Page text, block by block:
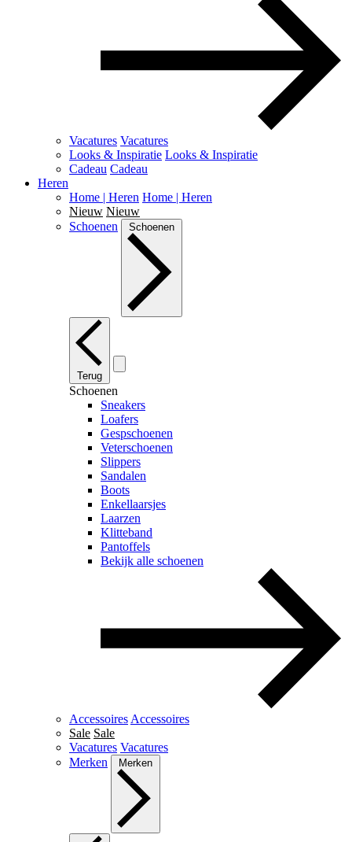
Vacatures Vacatures
Looks & Inspiratie Looks & Inspiratie
Cadeau Cadeau
Heren
Home | Heren Home | Heren
Nieuw Nieuw
Schoenen
Schoenen
Terug
Schoenen
Sneakers
Loafers
Gespschoenen
Veterschoenen
Slippers
Sandalen
Boots
Enkellaarsjes
Laarzen
Klitteband
Pantoffels
Bekijk alle schoenen
Accessoires Accessoires
Sale Sale
Vacatures Vacatures
Merken
Merken